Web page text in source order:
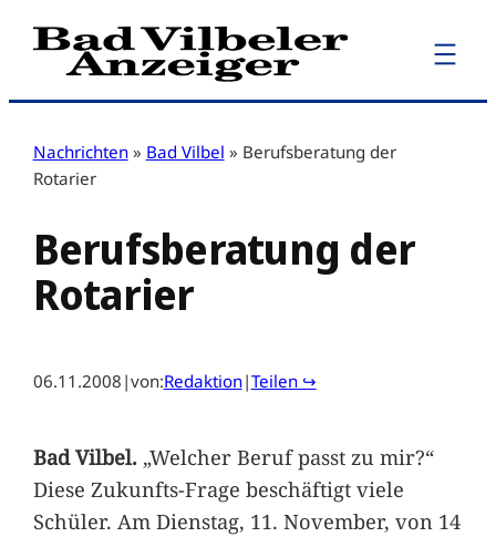
Zum
Inhalt
Nachrichten » Bad Vilbel » Berufsberatung der
Rotarier
Berufsberatung der
Rotarier
06.11.2008 |von:Redaktion|Teilen ↪
Bad Vilbel.„Welcher Beruf passt zu mir?“
Diese Zukunfts-Frage beschäftigt viele
Schüler. Am Dienstag, 11. November, von 14